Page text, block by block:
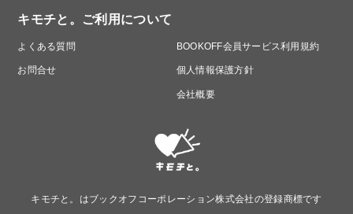
キモチと。ご利用について
よくある質問
お問合せ
BOOKOFF会員サービス利用規約
個人情報保護方針
会社概要
キモチと。はブックオフコーポレーション株式会社の登録商標です